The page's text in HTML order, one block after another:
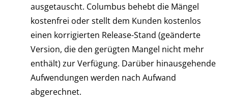
ausgetauscht. Columbus behebt die Mängel
kostenfrei oder stellt dem Kunden kostenlos
einen korrigierten Release-Stand (geänderte
Version, die den gerügten Mangel nicht mehr
enthält) zur Verfügung. Darüber hinausgehende
Aufwendungen werden nach Aufwand
abgerechnet.